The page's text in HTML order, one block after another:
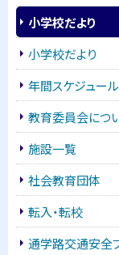
小学校だより
小学校だより
年間スケジュール
教育委員会につ
施設一覧
社会教育団体
転入・転校
通学路交通安全